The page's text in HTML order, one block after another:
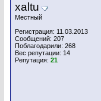
xaltu
Местный
Регистрация: 11.03.2013
Сообщений: 207
Поблагодарили: 268
Вес репутации: 14
Репутация: 21